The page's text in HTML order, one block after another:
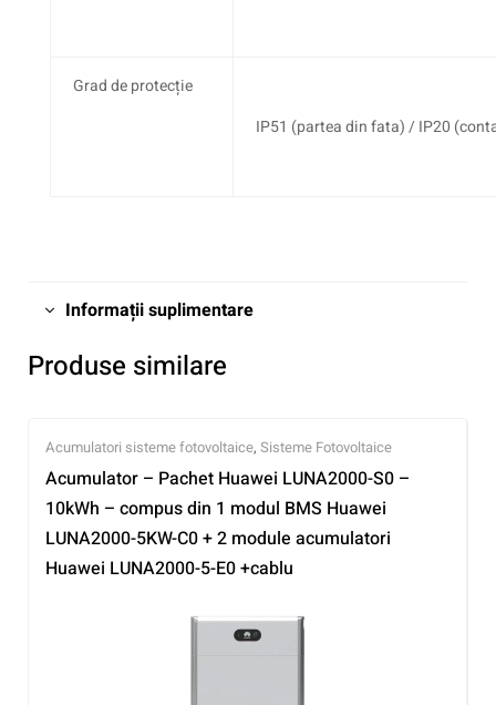
Grad de protecție
IP51 (partea din fata) / IP20
Informații suplimentare
Produse similare
Acumulatori sisteme fotovoltaice, Sisteme Fotovoltaice
Acumulator – Pachet Huawei LUNA2000-S0 –
10kWh – compus din 1 modul BMS Huawei
LUNA2000-5KW-C0 + 2 module acumulatori
Huawei LUNA2000-5-E0 +cablu